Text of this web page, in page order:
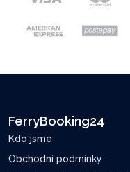
FerryBooking24
Kdo jsme
Obchodní podmínky